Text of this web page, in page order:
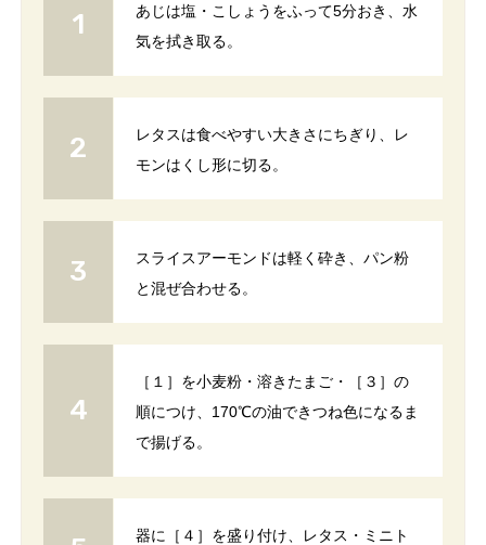
あじは塩・こしょうをふって5分おき、水
気を拭き取る。
レタスは食べやすい大きさにちぎり、レ
モンはくし形に切る。
スライスアーモンドは軽く砕き、パン粉
と混ぜ合わせる。
［１］を小麦粉・溶きたまご・［３］の
順につけ、170℃の油できつね色になるま
で揚げる。
器に［４］を盛り付け、レタス・ミニト